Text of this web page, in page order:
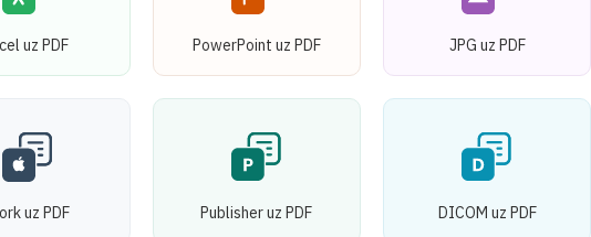
uz PDF PowerPoint uz PDF JPG uz PDF
uz PDF Publisher uz PDF DICOM uz PDF